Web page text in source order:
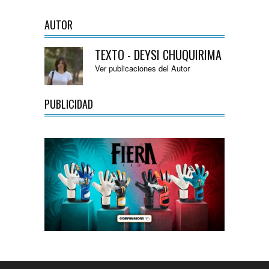
AUTOR
TEXTO - DEYSI CHUQUIRIMA
Ver publicaciones del Autor
PUBLICIDAD